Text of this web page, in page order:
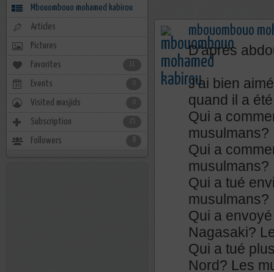
mbouombouo
D'après
J'ai bien
quand il a
Qui a
musulmans?
Qui a
musulmans?
Qui a tué
musulmans?
Qui a
Nagasaki?
Qui a tué
Nord? Les
Mbouombouo mohamed kabirou
Articles
Pictures
Favorites 11
Events
Visited masjids
Subscription 25
Followers 8